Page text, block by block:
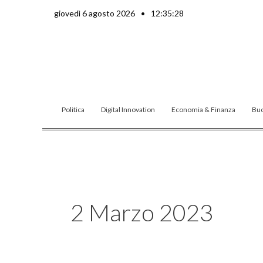
giovedì 6 agosto 2026 • 12:35:30
Politica Digital Innovation Economia & Finanza
2 Marzo 2023